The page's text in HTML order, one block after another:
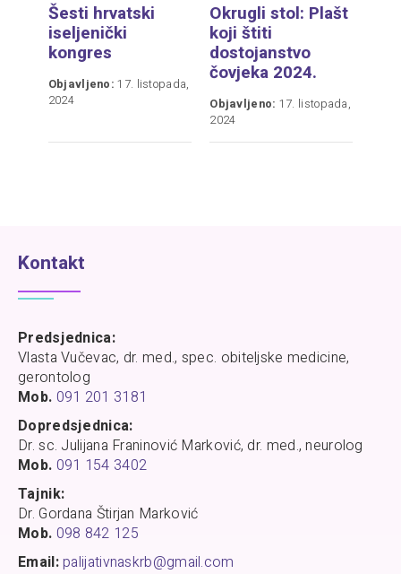
Šesti hrvatski
iseljenički
kongres
Objavljeno: 17. listopada,
2024
Okrugli stol: Plašt
koji štiti
dostojanstvo
čovjeka 2024.
Objavljeno: 17. listopada,
2024
Kontakt
Predsjednica:
Vlasta Vučevac, dr. med., spec. obiteljske medicine,
gerontolog
Mob. 091 201 3181
Dopredsjednica:
Dr. sc. Julijana Franinović Marković, dr. med., neurolog
Mob. 091 154 3402
Tajnik:
Dr. Gordana Štirjan Marković
Mob. 098 842 125
Email:palijativnaskrb@gmail.com